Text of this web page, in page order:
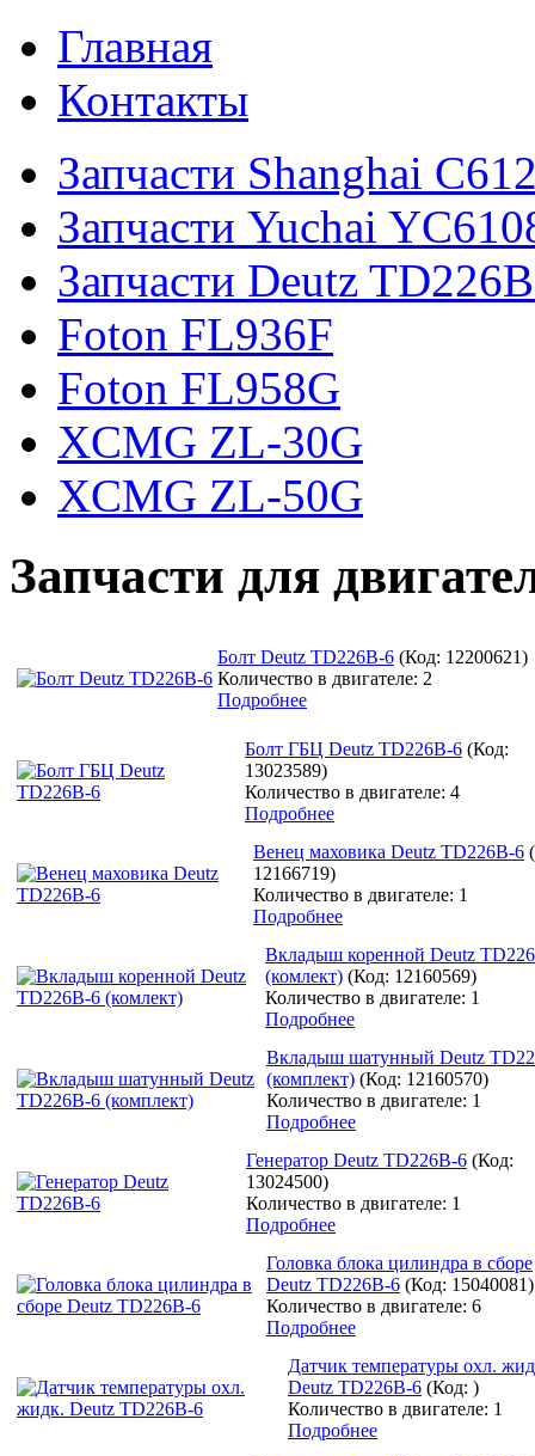
Главная
Контакты
Запчасти Shanghai
Запчасти Yuchai
Запчасти Deutz
Foton FL936F
Foton FL958G
XCMG ZL-30G
XCMG ZL-50G
Запчасти для
Болт Deutz TD226B-6 (Код: 12200621)
Количество в двигателе: 2
Подробнее
Болт ГБЦ Deutz TD226B-6 (Код:
13023589)
Количество в двигателе: 4
Подробнее
Венец маховика Deutz TD226B-6
12166719)
Количество в двигателе: 1
Подробнее
Вкладыш коренной Deutz
(комлект) (Код: 12160569)
Количество в двигателе: 1
Подробнее
Вкладыш шатунный Deutz
(комплект) (Код: 12160570)
Количество в двигателе: 1
Подробнее
Генератор Deutz TD226B-6 (Код:
13024500)
Количество в двигателе: 1
Подробнее
Головка блока цилиндра в сборе
Deutz TD226B-6 (Код: 15040081)
Количество в двигателе: 6
Подробнее
Датчик температуры охл.
Deutz TD226B-6 (Код: )
Количество в двигателе: 1
Подробнее